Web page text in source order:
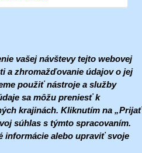
vašej návštevy tejto webovej
a zhromažďovanie údajov o jej
použiť nástroje a služby
sa môžu preniesť k
krajinách. Kliknutím na „Prijať
súhlas s týmto spracovaním.
informácie alebo upraviť svoje